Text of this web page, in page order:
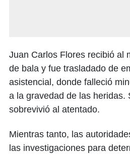
Juan Carlos Flores recibió al
de bala y fue trasladado de
asistencial, donde falleció
a la gravedad de las heridas.
sobrevivió al atentado.
Mientras tanto, las
las investigaciones para